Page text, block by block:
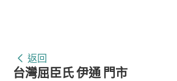
返回
台灣屈臣氏 伊通 門市